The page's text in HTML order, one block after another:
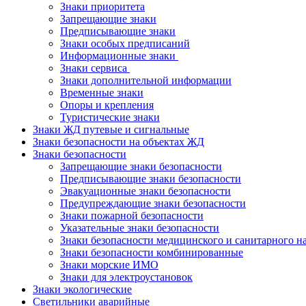
Знаки приоритета
Запрещающие знаки
Предписывающие знаки
Знаки особых предписаний
Информационные знаки
Знаки сервиса
Знаки дополнительной информации
Временные знаки
Опоры и крепления
Туристические знаки
Знаки ЖД путевые и сигнальные
Знаки безопасности на объектах ЖД
Знаки безопасности
Запрещающие знаки безопасности
Предписывающие знаки безопасности
Эвакуационные знаки безопасности
Предупреждающие знаки безопасности
Знаки пожарной безопасности
Указательные знаки безопасности
Знаки безопасности медицинского и санитарного
Знаки безопасности комбинированные
Знаки морские ИМО
Знаки для электроустановок
Знаки экологические
Светильники аварийные